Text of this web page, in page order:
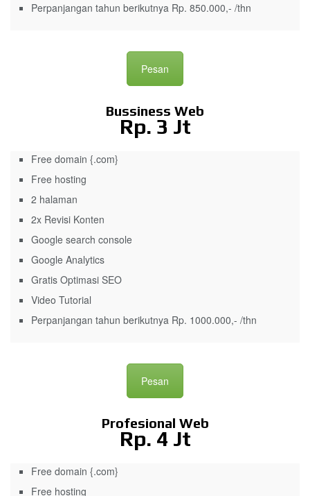
Perpanjangan tahun berikutnya Rp. 850.000,- /thn
Pesan
Bussiness Web
Rp. 3 Jt
Free domain {.com}
Free hosting
2 halaman
2x Revisi Konten
Google search console
Google Analytics
Gratis Optimasi SEO
Video Tutorial
Perpanjangan tahun berikutnya Rp. 1000.000,- /thn
Pesan
Profesional Web
Rp. 4 Jt
Free domain {.com}
Free hosting